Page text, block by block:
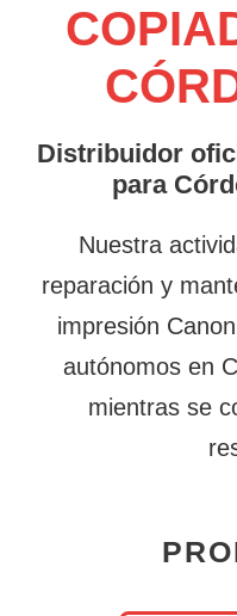
Distribuidor
para
Nuestra
reparación y
impresión
autónomos en
mientras se